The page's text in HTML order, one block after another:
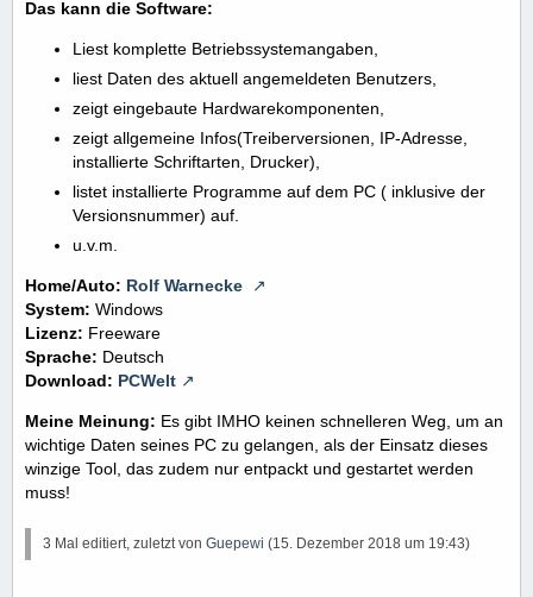
Das kann die Software:
Liest komplette Betriebssystemangaben,
liest Daten des aktuell angemeldeten Benutzers,
zeigt eingebaute Hardwarekomponenten,
zeigt allgemeine Infos(Treiberversionen, IP-Adresse,
installierte Schriftarten, Drucker),
listet installierte Programme auf dem PC ( inklusive der
Versionsnummer) auf.
u.v.m.
Home/Auto: Rolf Warnecke
System: Windows
Lizenz: Freeware
Sprache: Deutsch
Download: PCWelt
Meine Meinung: Es gibt IMHO keinen schnelleren Weg, um an
wichtige Daten seines PC zu gelangen, als der Einsatz dieses
winzige Tool, das zudem nur entpackt und gestartet werden
muss!
3 Mal editiert, zuletzt von Guepewi (15. Dezember 2018 um 19:43)